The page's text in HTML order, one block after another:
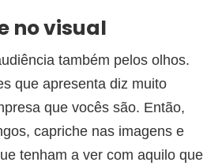
no visual
também pelos olhos.
que apresenta diz muito
que vocês são. Então,
capriche nas imagens e
tenham a ver com aquilo que